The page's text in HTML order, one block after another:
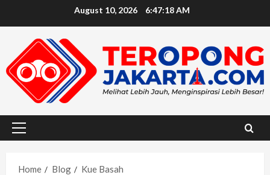
August 10, 2026 6:47:19 AM
Primary
Home
Blog Kue Basah